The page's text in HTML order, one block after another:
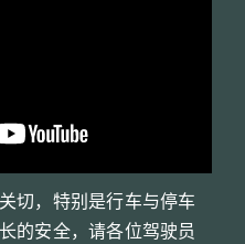
切，特别是行车与停车
的安全，请各位驾驶员